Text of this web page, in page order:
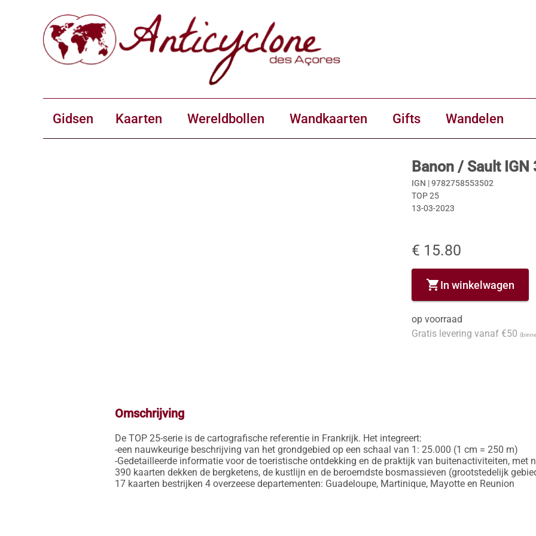
Gidsen Kaarten Wereldbollen Wandkaarten Gifts Wandelen
Banon / Sault IGN
IGN |9782758553502
TOP 25
13-03-2023
€ 15.80
shopping_cartIn winkelwagen
op voorraad
Gratis levering vanaf €50
Omschrijving
De TOP 25-serie is de cartografische referentie in Frankrijk. Het integreert:
-een nauwkeurige beschrijving van het grondgebied op een schaal van 1: 25.000 (1 cm = 250 m)
-Gedetailleerde informatie voor de toeristische ontdekking en de praktijk van buitenactiviteiten, met
390 kaarten dekken de bergketens, de kustlijn en de beroemdste bosmassieven (grootstedelijk
17 kaarten bestrijken 4 overzeese departementen: Guadeloupe, Martinique, Mayotte en Reunion